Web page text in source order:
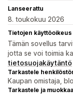
Lanseerattu
8. toukokuu 2026
Tietojen käyttöoikeus
Tämän sovellus
jotta se voi toimia
tietosuojakäytäntö
Tarkastele
Kaupan omistaja,
Tarkastele ja